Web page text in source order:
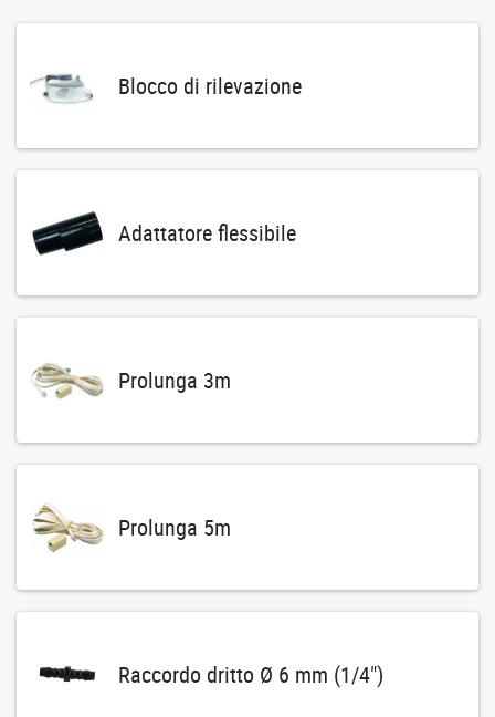
Blocco di rilevazione
Adattatore flessibile
Prolunga 3m
Prolunga 5m
Raccordo dritto Ø 6 mm (1/4")